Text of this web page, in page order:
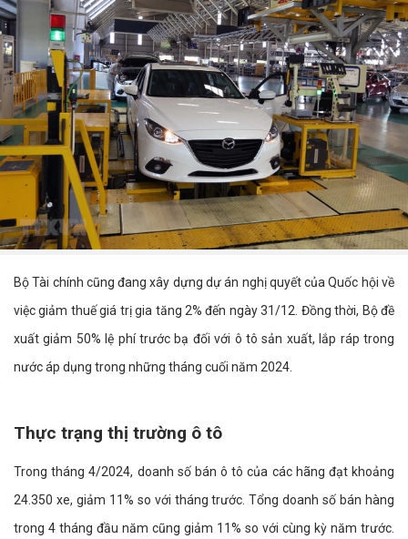
Bộ Tài chính cũng đang xây dựng dự án nghị quyết của Quốc hội về
việc giảm thuế giá trị gia tăng 2% đến ngày 31/12. Đồng thời, Bộ đề
xuất giảm 50% lệ phí trước bạ đối với ô tô sản xuất, lắp ráp trong
nước áp dụng trong những tháng cuối năm 2024.
Thực trạng thị trường ô tô
Trong tháng 4/2024, doanh số bán ô tô của các hãng đạt khoảng
24.350 xe, giảm 11% so với tháng trước. Tổng doanh số bán hàng
trong 4 tháng đầu năm cũng giảm 11% so với cùng kỳ năm trước.